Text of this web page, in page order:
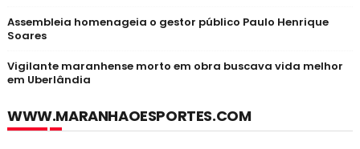
Assembleia homenageia o gestor público Paulo Henrique
Soares
Vigilante maranhense morto em obra buscava vida melhor
em Uberlândia
WWW.MARANHAOESPORTES.COM